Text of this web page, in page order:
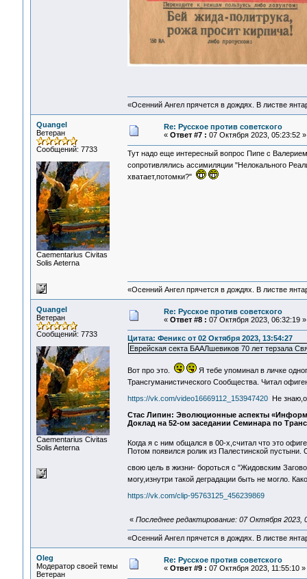
«Осенний Ангел прячется в дождях. В листве
Quangel
Ветеран
Сообщений: 7733
Сaementarius Civitas
Solis Aeterna
Re: Русское против советского
« Ответ #7 : 07 Октября 2023, 05:23:52 »
Тут надо еще интересный вопрос Пипе с
сопротивлялись ассимиляции "Нелокального
хватает,потомки?"
«Осенний Ангел прячется в дождях. В листве
Quangel
Ветеран
Сообщений: 7733
Сaementarius Civitas
Solis Aeterna
Re: Русское против советского
« Ответ #8 : 07 Октября 2023, 06:32:19 »
Цитата: Феникс от 02 Октября 2023, 13:54:27
Еврейская секта БААЛшевиков 70 лет терзала
Вот про это.
Я тебе упоминал в личке
Трансгуманистического Сообщества. Читал
https://vk.com/video16669112_153947420Не
Стас Липин: Эволюционные аспекты
Доклад на 52-ом заседании Семинара по
Когда я с ним общался в 00-х,считал что это
Потом появился ролик из Палестинской
свою цель в жизни- бороться с "Жидовским
могу,изнутри такой деградации быть не могло.
https://vk.com/clip-95763125_456239869
« Последнее редактирование: 07 Октября 2023,
«Осенний Ангел прячется в дождях. В листве
Oleg
Модератор своей темы
Ветеран
Re: Русское против советского
« Ответ #9 : 07 Октября 2023, 11:55:10 »